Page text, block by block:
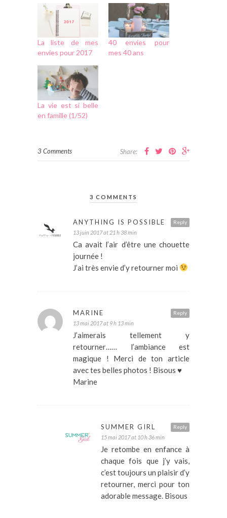
La liste de mes
envies pour 2017
40 envies pour
mes 40 ans
La vie est si belle
en famille (1/52)
3 Comments Share:
3 COMMENTS
Reply
ANYTHING IS POSSIBLE
13 juin 2017 at 21 h 38 min
Ca avait l’air d’être une chouette
journée !
J’ai très envie d’y retourner moi
Reply
MARINE
13 mai 2017 at 9 h 13 min
J’aimerais tellement y
retourner…… l’ambiance est
magique ! Merci de ton article
avec tes belles photos ! Bisous ♥
Marine
Reply
SUMMER GIRL
15 mai 2017 at 10 h 36 min
Je retombe en enfance à
chaque fois que j’y vais,
c’est toujours un plaisir d’y
retourner, merci pour ton
adorable message. Bisous